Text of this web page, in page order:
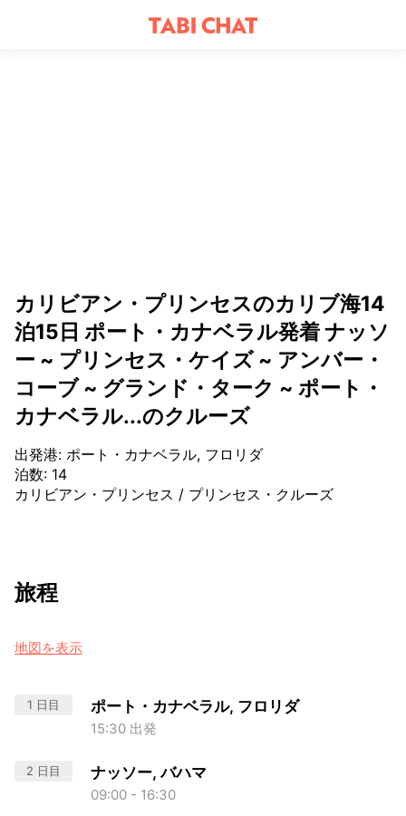
カリビアン・プリンセスのカリブ海14
泊15日 ポート・カナベラル発着 ナッソ
ー ~ プリンセス・ケイズ ~ アンバー・
コーブ ~ グランド・ターク ~ ポート・
カナベラル...のクルーズ
出発港: ポート・カナベラル, フロリダ
泊数: 14
カリビアン・プリンセス / プリンセス・クルーズ
旅程
地図を表示
1 日目 ポート・カナベラル, フロリダ
15:30 出発
2 日目 ナッソー, バハマ
09:00 - 16:30